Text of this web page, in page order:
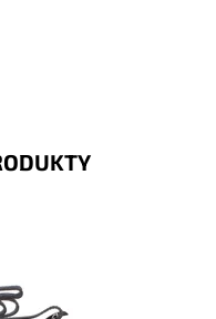
Vera Pelle v
a zip.